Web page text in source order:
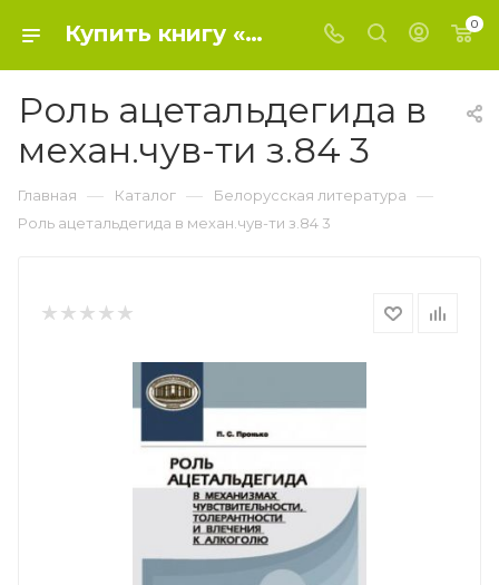
Купить книгу «Роль ацетальдегида в механ.чув-ти з.84 3» 2016, Пронько П.С. - Белорусская литература 0
Роль ацетальдегида в
механ.чув-ти з.84 3
Главная — Каталог — Белорусская литература —
Роль ацетальдегида в механ.чув-ти з.84 3